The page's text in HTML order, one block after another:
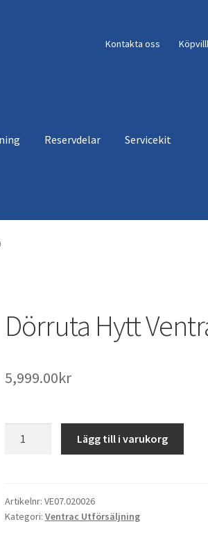
Kontakta oss
Reservdelar Servicekit
Dörruta Hytt
5,999.00kr
mängd
Lägg till i varukorg
Artikelnr: VE07.020026
Kategori: Ventrac Utförsäljning